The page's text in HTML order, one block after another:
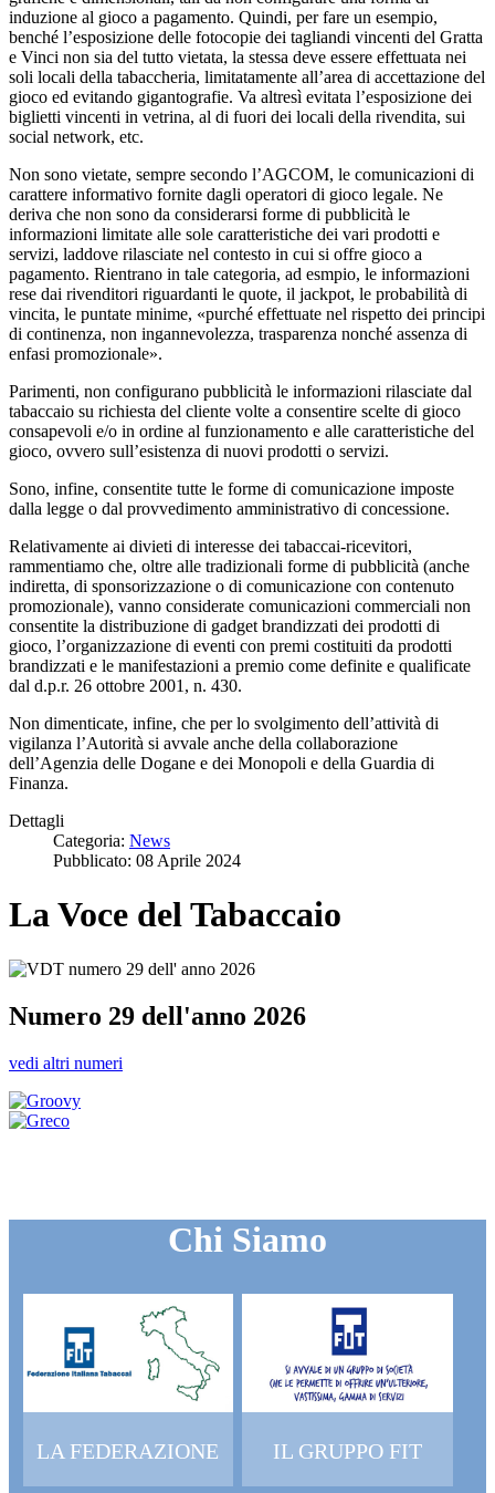
induzione al gioco a pagamento. Quindi, per fare un esempio,
benché l’esposizione delle fotocopie dei tagliandi vincenti del Gratta
e Vinci non sia del tutto vietata, la stessa deve essere effettuata nei
soli locali della tabaccheria, limitatamente all’area di accettazione del
gioco ed evitando gigantografie. Va altresì evitata l’esposizione dei
biglietti vincenti in vetrina, al di fuori dei locali della rivendita, sui
social network, etc.
Non sono vietate, sempre secondo l’AGCOM, le comunicazioni di
carattere informativo fornite dagli operatori di gioco legale. Ne
deriva che non sono da considerarsi forme di pubblicità le
informazioni limitate alle sole caratteristiche dei vari prodotti e
servizi, laddove rilasciate nel contesto in cui si offre gioco a
pagamento. Rientrano in tale categoria, ad esmpio, le informazioni
rese dai rivenditori riguardanti le quote, il jackpot, le probabilità di
vincita, le puntate minime, «purché effettuate nel rispetto dei principi
di continenza, non ingannevolezza, trasparenza nonché assenza di
enfasi promozionale».
Parimenti, non configurano pubblicità le informazioni rilasciate dal
tabaccaio su richiesta del cliente volte a consentire scelte di gioco
consapevoli e/o in ordine al funzionamento e alle caratteristiche del
gioco, ovvero sull’esistenza di nuovi prodotti o servizi.
Sono, infine, consentite tutte le forme di comunicazione imposte
dalla legge o dal provvedimento amministrativo di concessione.
Relativamente ai divieti di interesse dei tabaccai-ricevitori,
rammentiamo che, oltre alle tradizionali forme di pubblicità (anche
indiretta, di sponsorizzazione o di comunicazione con contenuto
promozionale), vanno considerate comunicazioni commerciali non
consentite la distribuzione di gadget brandizzati dei prodotti di
gioco, l’organizzazione di eventi con premi costituiti da prodotti
brandizzati e le manifestazioni a premio come definite e qualificate
dal d.p.r. 26 ottobre 2001, n. 430.
Non dimenticate, infine, che per lo svolgimento dell’attività di
vigilanza l’Autorità si avvale anche della collaborazione
dell’Agenzia delle Dogane e dei Monopoli e della Guardia di
Finanza.
Dettagli
Categoria: News
Pubblicato: 08 Aprile 2024
La Voce del Tabaccaio
Numero 29 dell'anno 2026
vedi altri numeri
Chi Siamo
LA FEDERAZIONE IL GRUPPO FIT